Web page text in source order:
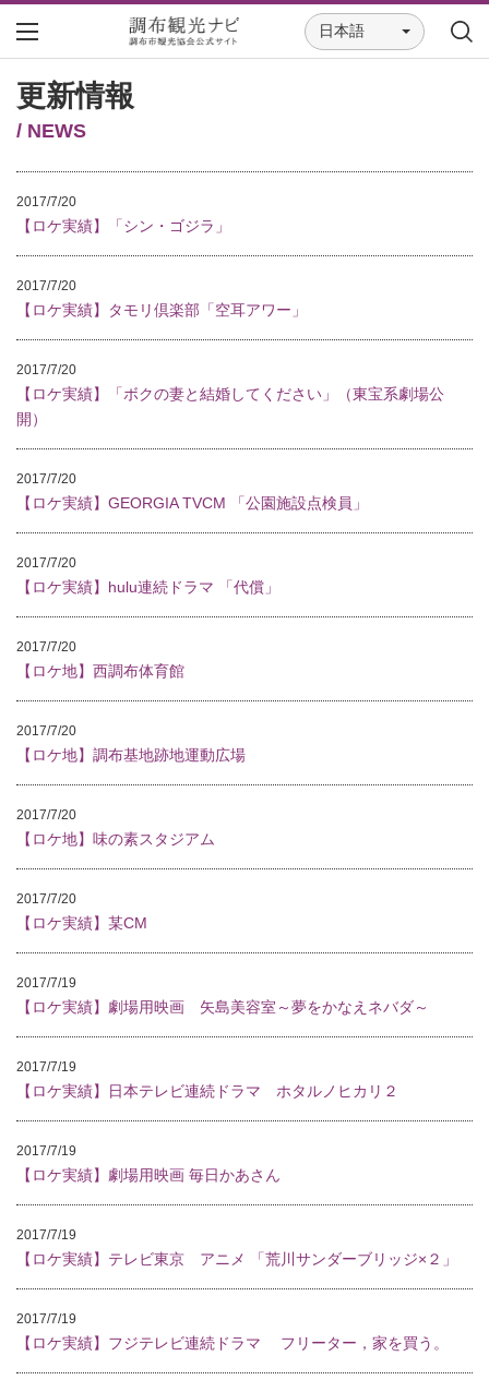
日本語
更新情報
/ NEWS
2017/7/20
【ロケ実績】「シン・ゴジラ」
2017/7/20
【ロケ実績】タモリ倶楽部「空耳アワー」
2017/7/20
【ロケ実績】「ボクの妻と結婚してください」（東宝系劇場公
開）
2017/7/20
【ロケ実績】GEORGIA TVCM 「公園施設点検員」
2017/7/20
【ロケ実績】hulu連続ドラマ 「代償」
2017/7/20
【ロケ地】西調布体育館
2017/7/20
【ロケ地】調布基地跡地運動広場
2017/7/20
【ロケ地】味の素スタジアム
2017/7/20
【ロケ実績】某CM
2017/7/19
【ロケ実績】劇場用映画 矢島美容室～夢をかなえネバダ～
2017/7/19
【ロケ実績】日本テレビ連続ドラマ ホタルノヒカリ２
2017/7/19
【ロケ実績】劇場用映画 毎日かあさん
2017/7/19
【ロケ実績】テレビ東京 アニメ 「荒川サンダーブリッジ×２」
2017/7/19
【ロケ実績】フジテレビ連続ドラマ フリーター，家を買う。